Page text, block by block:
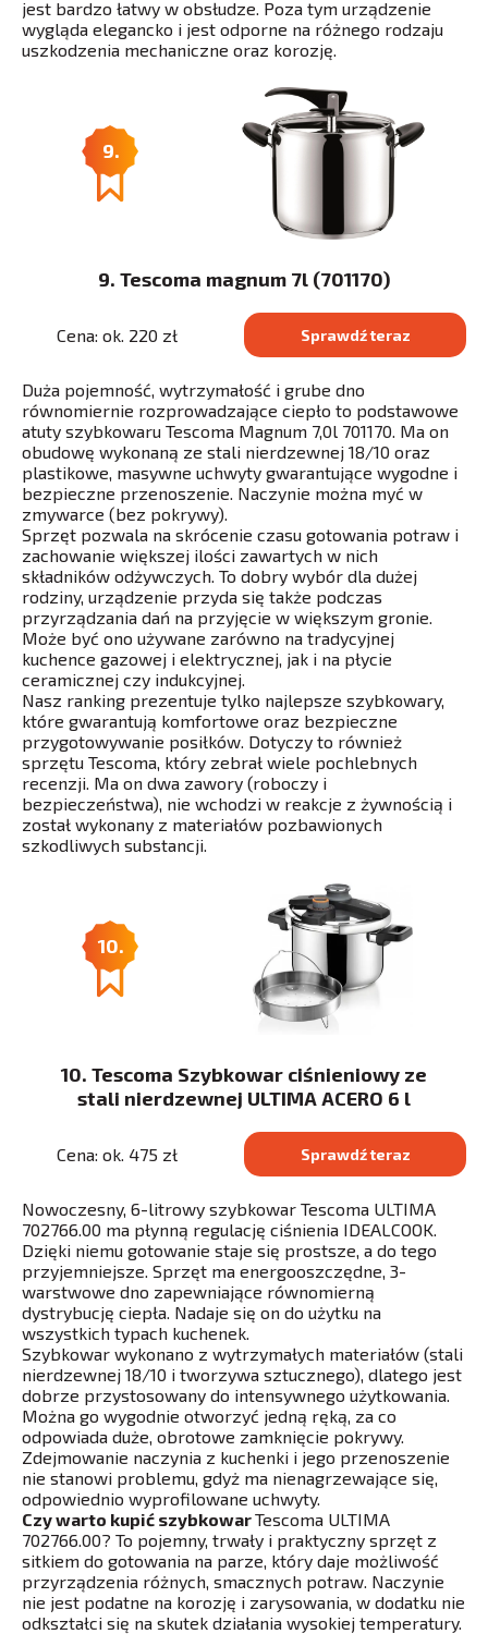
jest bardzo łatwy w obsłudze. Poza tym urządzenie
wygląda elegancko i jest odporne na różnego rodzaju
uszkodzenia mechaniczne oraz korozję.
9.
9. Tescoma magnum 7l (701170)
Cena: ok. 220 zł Sprawdź teraz
Duża pojemność, wytrzymałość i grube dno
równomiernie rozprowadzające ciepło to podstawowe
atuty szybkowaru Tescoma Magnum 7,0l 701170. Ma on
obudowę wykonaną ze stali nierdzewnej 18/10 oraz
plastikowe, masywne uchwyty gwarantujące wygodne i
bezpieczne przenoszenie. Naczynie można myć w
zmywarce (bez pokrywy).
Sprzęt pozwala na skrócenie czasu gotowania potraw i
zachowanie większej ilości zawartych w nich
składników odżywczych. To dobry wybór dla dużej
rodziny, urządzenie przyda się także podczas
przyrządzania dań na przyjęcie w większym gronie.
Może być ono używane zarówno na tradycyjnej
kuchence gazowej i elektrycznej, jak i na płycie
ceramicznej czy indukcyjnej.
Nasz ranking prezentuje tylko najlepsze szybkowary,
które gwarantują komfortowe oraz bezpieczne
przygotowywanie posiłków. Dotyczy to również
sprzętu Tescoma, który zebrał wiele pochlebnych
recenzji. Ma on dwa zawory (roboczy i
bezpieczeństwa), nie wchodzi w reakcje z żywnością i
został wykonany z materiałów pozbawionych
szkodliwych substancji.
10.
10. Tescoma Szybkowar ciśnieniowy ze
stali nierdzewnej ULTIMA ACERO 6 l
Cena: ok. 475 zł Sprawdź teraz
Nowoczesny, 6-litrowy szybkowar Tescoma ULTIMA
702766.00 ma płynną regulację ciśnienia IDEALCOOK.
Dzięki niemu gotowanie staje się prostsze, a do tego
przyjemniejsze. Sprzęt ma energooszczędne, 3-
warstwowe dno zapewniające równomierną
dystrybucję ciepła. Nadaje się on do użytku na
wszystkich typach kuchenek.
Szybkowar wykonano z wytrzymałych materiałów (stali
nierdzewnej 18/10 i tworzywa sztucznego), dlatego jest
dobrze przystosowany do intensywnego użytkowania.
Można go wygodnie otworzyć jedną ręką, za co
odpowiada duże, obrotowe zamknięcie pokrywy.
Zdejmowanie naczynia z kuchenki i jego przenoszenie
nie stanowi problemu, gdyż ma nienagrzewające się,
odpowiednio wyprofilowane uchwyty.
Czy warto kupić szybkowarTescoma ULTIMA
702766.00? To pojemny, trwały i praktyczny sprzęt z
sitkiem do gotowania na parze, który daje możliwość
przyrządzenia różnych, smacznych potraw. Naczynie
nie jest podatne na korozję i zarysowania, w dodatku nie
odkształci się na skutek działania wysokiej temperatury.